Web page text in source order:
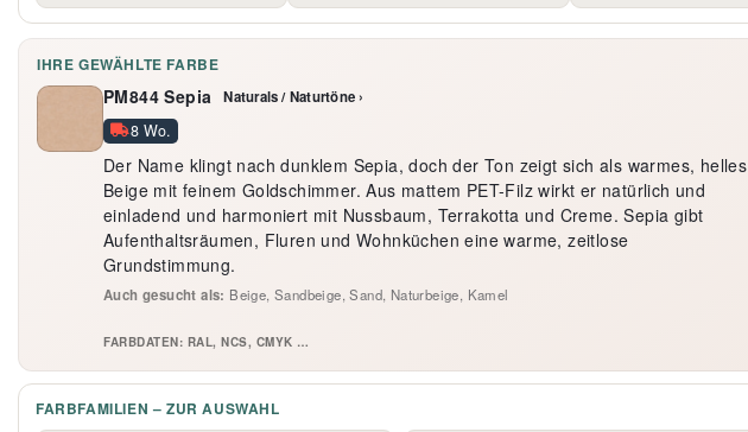
IHRE GEWÄHLTE FARBE
PM844 Sepia Naturals / Naturtöne ›
8 Wo.
Der Name klingt nach dunklem Sepia, doch der Ton zeigt sich als warmes, helles
Beige mit feinem Goldschimmer. Aus mattem PET-Filz wirkt er natürlich und
einladend und harmoniert mit Nussbaum, Terrakotta und Creme. Sepia gibt
Aufenthaltsräumen, Fluren und Wohnküchen eine warme, zeitlose
Grundstimmung.
Auch gesucht als: Beige, Sandbeige, Sand, Naturbeige, Kamel
FARBDATEN: RAL, NCS, CMYK …
FARBFAMILIEN – ZUR AUSWAHL